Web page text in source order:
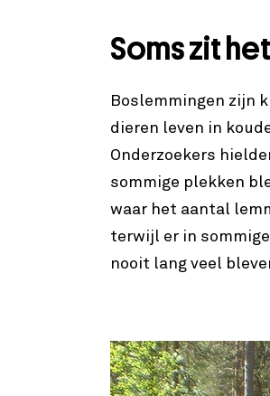
Soms zit
Boslemmingen zijn
dieren leven in
Onderzoekers
sommige plekken
waar het aantal
terwijl er in
nooit lang veel